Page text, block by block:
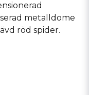
metalldome
röd spider.